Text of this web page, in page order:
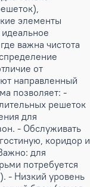
элементы
важна чистота
от
направленный
позволяет: -
решеток
для
- Обслуживать
коридор и
для
потребуется
- Низкий уровень